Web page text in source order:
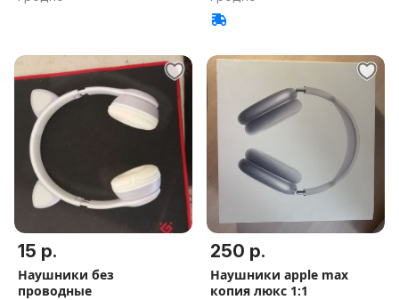
15 р.
Наушники без
проводные
250 р.
Наушники apple max
копия люкс 1:1